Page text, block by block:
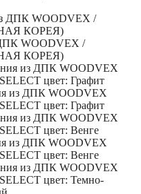
WOODVEX /
КОРЕЯ)
из ДПК WOODVEX
цвет: Графит
из ДПК WOODVEX
цвет: Венге